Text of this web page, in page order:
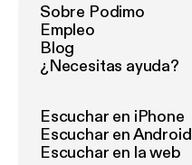
Sobre Podimo
Empleo
Blog
¿Necesitas ayuda?
Escuchar en iPhone
Escuchar en Android
Escuchar en la web